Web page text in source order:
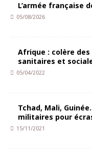
L’armée française
05/08/2026
Afrique : colère
sanitaires et
05/04/2022
Tchad, Mali,
militaires pour
15/11/2021